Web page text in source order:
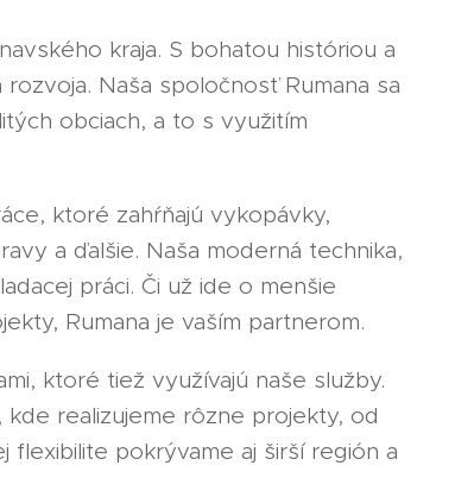
kraja. S bohatou históriou a
Naša spoločnosť Rumana sa
obciach, a to s využitím
ktoré zahŕňajú vykopávky,
a ďalšie. Naša moderná technika,
práci. Či už ide o menšie
Rumana je vaším partnerom.
ktoré tiež využívajú naše služby.
realizujeme rôzne projekty, od
pokrývame aj širší región a